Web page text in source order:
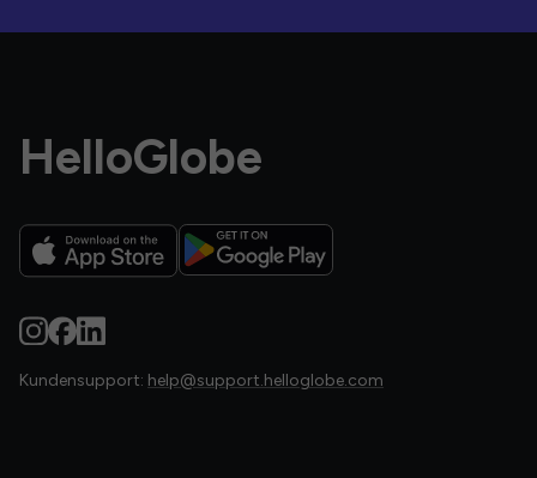
HelloGlobe
Kundensupport: help@support.helloglobe.com